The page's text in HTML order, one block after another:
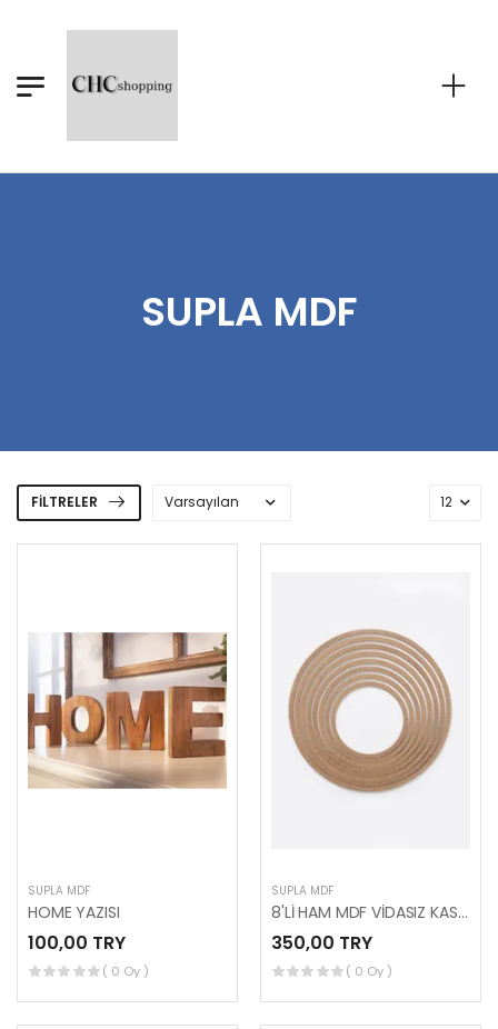
SUPLA MDF
FILTRELER
SUPLA MDF
HOME YAZISI
100,00 TRY
( 0 Oy )
SUPLA MDF
8'Lİ HAM MDF VİDASIZ KASNAK (5’Lİ SET)
350,00 TRY
( 0 Oy )